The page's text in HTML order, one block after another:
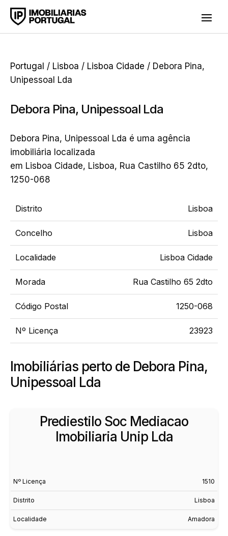
Portugal / Lisboa / Lisboa Cidade / Debora Pina,
Unipessoal Lda
Debora Pina, Unipessoal Lda
Debora Pina, Unipessoal Lda é uma agência
imobiliária localizada
em Lisboa Cidade, Lisboa, Rua Castilho 65 2dto,
1250-068
Distrito Lisboa
Concelho Lisboa
Localidade Lisboa Cidade
Morada Rua Castilho 65 2dto
Código Postal 1250-068
Nº Licença 23923
Imobiliárias perto de Debora Pina,
Unipessoal Lda
Prediestilo Soc Mediacao
Imobiliaria Unip Lda
Nº Licença 1510
Distrito Lisboa
Localidade Amadora